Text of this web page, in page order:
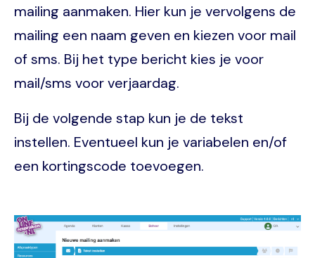
mailing aanmaken. Hier kun je vervolgens de
mailing een naam geven en kiezen voor mail
of sms. Bij het type bericht kies je voor
mail/sms voor verjaardag.
Bij de volgende stap kun je de tekst
instellen. Eventueel kun je variabelen en/of
een kortingscode toevoegen.
Image